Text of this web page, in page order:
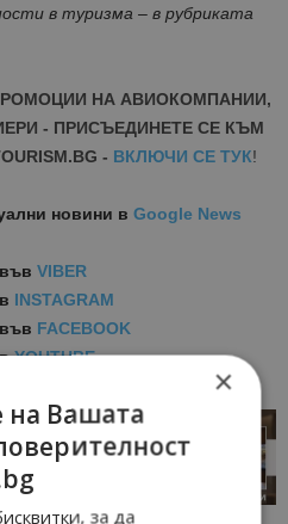
в туризма – в рубриката
НА АВИОКОМПАНИИ,
- ПРИСЪЕДИНЕТЕ СЕ КЪМ
- ВКЛЮЧИ СЕ ТУК!
новини в Google News
VIBER
INSTAGRAM
FACEBOOK
YOUTUBE
×
на Вашата
за да